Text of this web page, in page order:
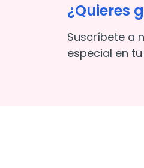
¿Quieres
Suscríbete a
especial en